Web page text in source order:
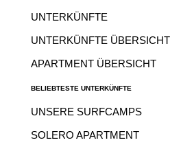
UNTERKÜNFTE
UNTERKÜNFTE ÜBERSICHT
APARTMENT ÜBERSICHT
BELIEBTESTE UNTERKÜNFTE
UNSERE SURFCAMPS
SOLERO APARTMENT